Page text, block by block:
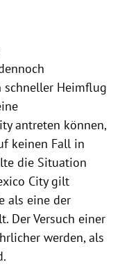
schneller Heimflug
antreten können,
keinen Fall in
die Situation
Citygilt
als eine der
Der Versuch einer
werden, als